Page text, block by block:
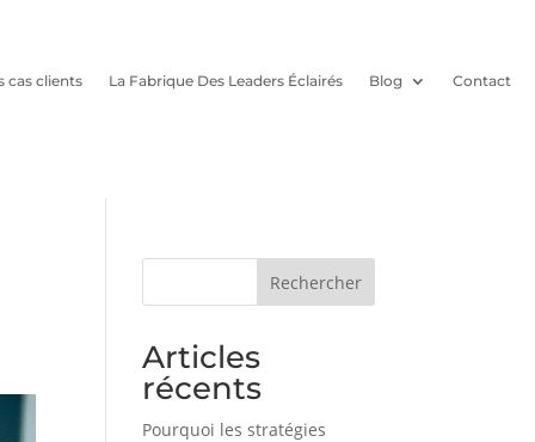
cas clients La Fabrique Des Leaders Éclairés Blog Contact
Rechercher
Articles
récents
Pourquoi les stratégies